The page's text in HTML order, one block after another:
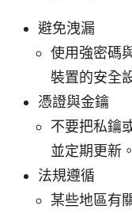
避免洩漏
使用強密碼
裝置的安全
憑證與金鑰
不要把私鑰
並定期更新。
法規遵循
某些地區有